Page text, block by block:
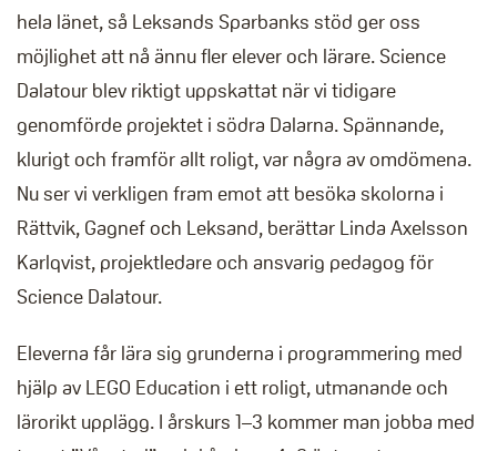
hela länet, så Leksands Sparbanks stöd ger oss
möjlighet att nå ännu fler elever och lärare. Science
Dalatour blev riktigt uppskattat när vi tidigare
genomförde projektet i södra Dalarna. Spännande,
klurigt och framför allt roligt, var några av omdömena.
Nu ser vi verkligen fram emot att besöka skolorna i
Rättvik, Gagnef och Leksand, berättar Linda Axelsson
Karlqvist, projektledare och ansvarig pedagog för
Science Dalatour.
Eleverna får lära sig grunderna i programmering med
hjälp av LEGO Education i ett roligt, utmanande och
lärorikt upplägg. I årskurs 1–3 kommer man jobba med